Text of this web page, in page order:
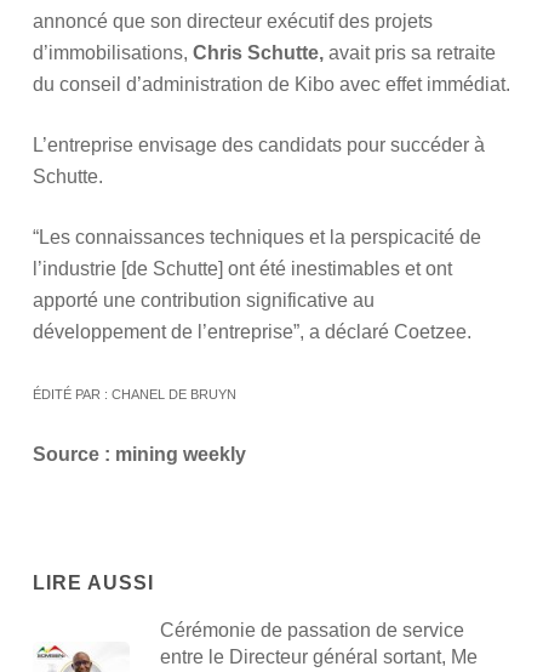
annoncé que son directeur exécutif des projets
d’immobilisations, Chris Schutte,avait pris sa retraite
du conseil d’administration de Kibo avec effet immédiat.
L’entreprise envisage des candidats pour succéder à
Schutte.
“Les connaissances techniques et la perspicacité de
l’industrie [de Schutte] ont été inestimables et ont
apporté une contribution significative au
développement de l’entreprise”, a déclaré Coetzee.
ÉDITÉ PAR : CHANEL DE BRUYN
Source : mining weekly
LIRE AUSSI
Cérémonie de passation de service
entre le Directeur général sortant, Me